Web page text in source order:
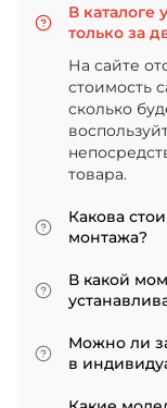
В каталоге
только за
На сайте
стоимость
сколько
товара.
Какова
монтажа?
Итоговая
двери и
цена за
покрытием
рублей.
В какой
Мы
того, как
противном
пола
Можно ли
в